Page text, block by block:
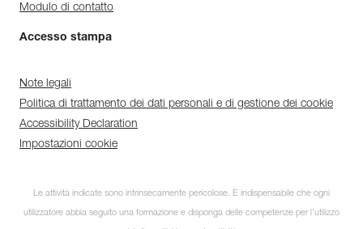
Modulo di contatto
Accesso stampa
Note legali
Politica di trattamento dei dati personali e di gestione dei cookie
Accessibility Declaration
Impostazioni cookie
Le attività indicate sono intrinsecamente pericolose. È indispensabile che ogni
utilizzatore abbia seguito una formazione e disponga delle competenze per l’utilizzo